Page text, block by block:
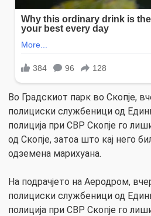
Во Градскиот парк во Скопје,
полициски службеници од
полиција при СВР Скопје го
од Скопје, затоа што кај него
одземена марихуана.
На подрачјето на Аеродром,
полициски службеници од
полиција при СВР Скопје го